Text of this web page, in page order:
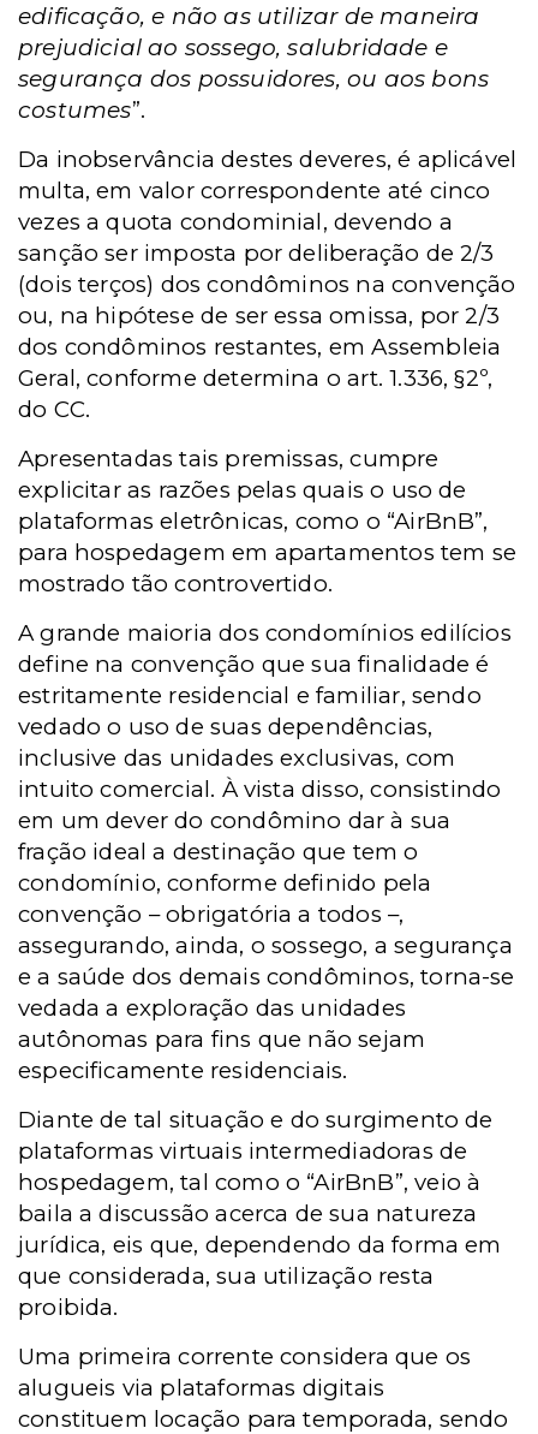
edificação, e não as utilizar de maneira
prejudicial ao sossego, salubridade e
segurança dos possuidores, ou aos bons
costumes”.
Da inobservância destes deveres, é aplicável
multa, em valor correspondente até cinco
vezes a quota condominial, devendo a
sanção ser imposta por deliberação de 2/3
(dois terços) dos condôminos na convenção
ou, na hipótese de ser essa omissa, por 2/3
dos condôminos restantes, em Assembleia
Geral, conforme determina o art. 1.336, §2º,
do CC.
Apresentadas tais premissas, cumpre
explicitar as razões pelas quais o uso de
plataformas eletrônicas, como o “AirBnB”,
para hospedagem em apartamentos tem se
mostrado tão controvertido.
A grande maioria dos condomínios edilícios
define na convenção que sua finalidade é
estritamente residencial e familiar, sendo
vedado o uso de suas dependências,
inclusive das unidades exclusivas, com
intuito comercial. À vista disso, consistindo
em um dever do condômino dar à sua
fração ideal a destinação que tem o
condomínio, conforme definido pela
convenção – obrigatória a todos –,
assegurando, ainda, o sossego, a segurança
e a saúde dos demais condôminos, torna-se
vedada a exploração das unidades
autônomas para fins que não sejam
especificamente residenciais.
Diante de tal situação e do surgimento de
plataformas virtuais intermediadoras de
hospedagem, tal como o “AirBnB”, veio à
baila a discussão acerca de sua natureza
jurídica, eis que, dependendo da forma em
que considerada, sua utilização resta
proibida.
Uma primeira corrente considera que os
alugueis via plataformas digitais
constituem locação para temporada, sendo